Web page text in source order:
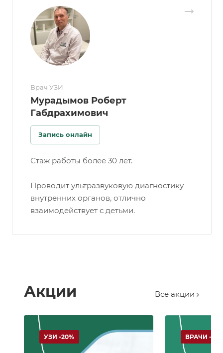
Врач УЗИ
Мурадымов Роберт
Габдрахимович
Запись онлайн
Стаж работы более 30 лет.
Проводит ультразвуковую диагностику
внутренних органов, отлично
взаимодействует с детьми.
Акции Все акции
УЗИ -20% ВРАЧИ -15%